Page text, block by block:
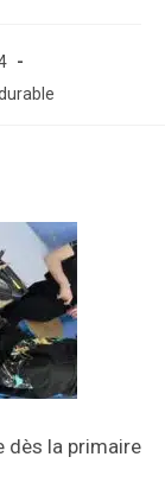
dès la primaire